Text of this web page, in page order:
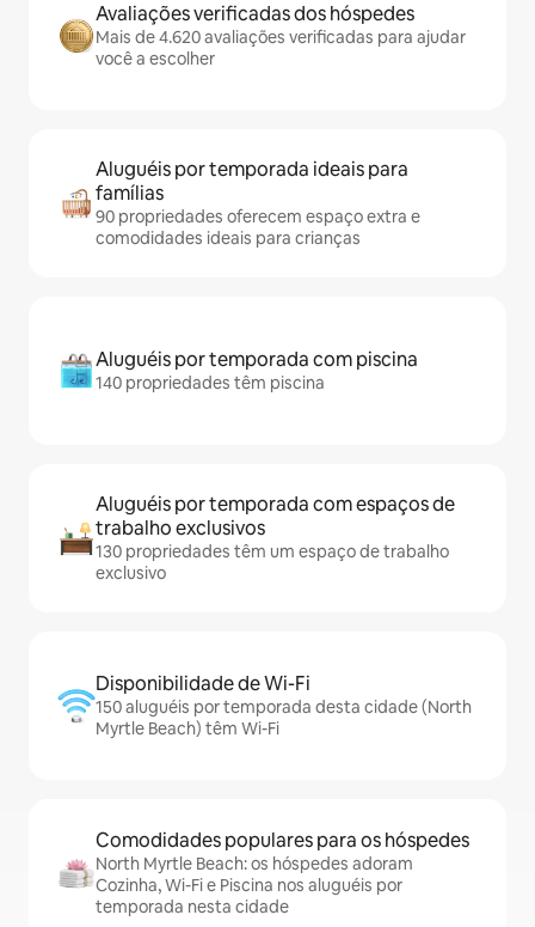
Avaliações verificadas dos hóspedes
Mais de 4.620 avaliações verificadas para ajudar
você a escolher
Aluguéis por temporada ideais para
famílias
90 propriedades oferecem espaço extra e
comodidades ideais para crianças
Aluguéis por temporada com piscina
140 propriedades têm piscina
Aluguéis por temporada com espaços de
trabalho exclusivos
130 propriedades têm um espaço de trabalho
exclusivo
Disponibilidade de Wi-Fi
150 aluguéis por temporada desta cidade (North
Myrtle Beach) têm Wi-Fi
Comodidades populares para os hóspedes
North Myrtle Beach: os hóspedes adoram
Cozinha, Wi-Fi e Piscina nos aluguéis por
temporada nesta cidade